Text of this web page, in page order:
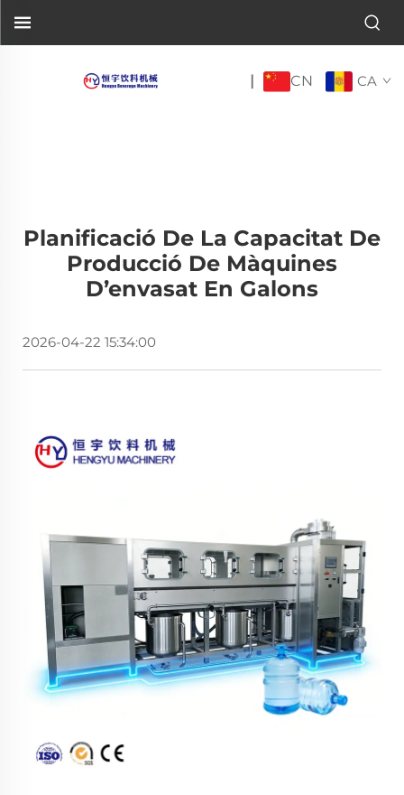
| CN CA
Planificació De La Capacitat De
Producció De Màquines
D’envasat En Galons
2026-04-22 15:34:00